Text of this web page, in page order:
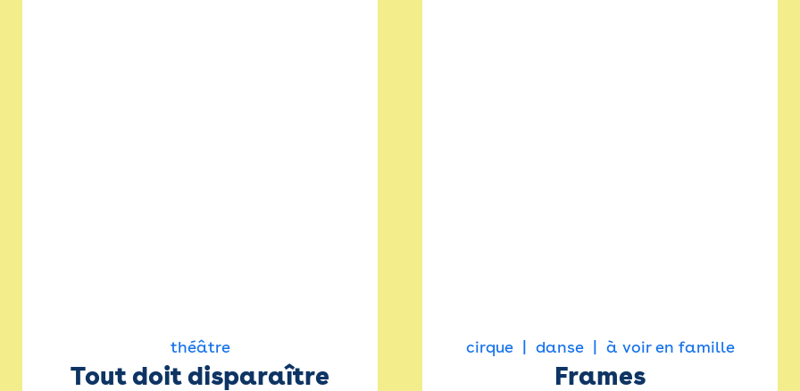
théâtre
Tout doit disparaître
cirque danse à voir en famille
Frames